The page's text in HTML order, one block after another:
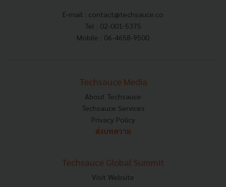
E-mail : contact@techsauce.co
Tel : 02-001-5375
Mobile : 06-4658-9500
Techsauce Media
About Techsauce
Techsauce Services
Privacy Policy
ส่งบทความ
Techsauce Global Summit
Visit Website